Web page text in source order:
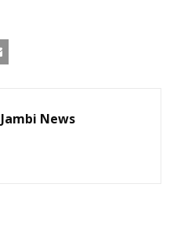
Jambi News